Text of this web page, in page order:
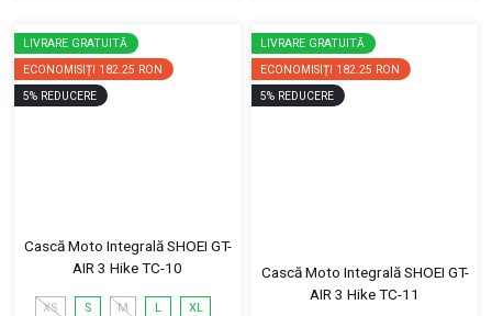
LIVRARE GRATUITĂ
ECONOMISIȚI 182.25 RON
5% REDUCERE
Cască Moto Integrală SHOEI GT-
AIR 3 Hike TC-10
XS S M L XL
LIVRARE GRATUITĂ
ECONOMISIȚI 182.25 RON
5% REDUCERE
Cască Moto Integrală SHOEI GT-
AIR 3 Hike TC-11